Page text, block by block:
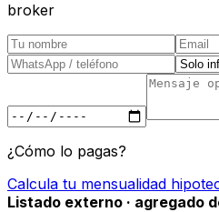
broker
¿Cómo lo pagas?
Calcula tu mensualidad
Listado externo · agregado